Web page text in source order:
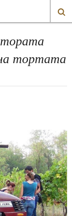
тортата